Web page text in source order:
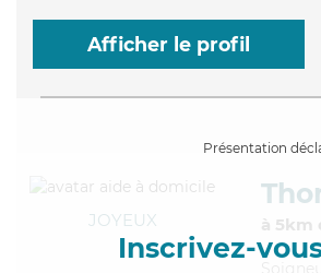
Afficher le profil
Présentation
Inscrivez-
JOYEUX à 5km